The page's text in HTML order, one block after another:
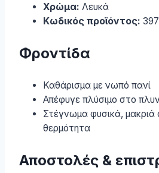
Χρώμα: Λευκά
Κωδικός προϊόντος:
Φροντίδα
Καθάρισμα με νωπό πανί
Απέφυγε πλύσιμο στο
Στέγνωμα φυσικά, μακριά
θερμότητα
Αποστολές &